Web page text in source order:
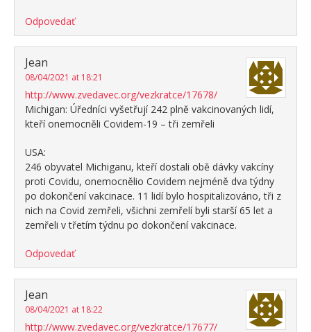
Odpovedať
Jean
08/04/2021 at 18:21
http://www.zvedavec.org/vezkratce/17678/
Michigan: Úředníci vyšetřují 242 plně vakcinovaných lidí,
kteří onemocněli Covidem-19 – tři zemřeli
USA:
246 obyvatel Michiganu, kteří dostali obě dávky vakcíny
proti Covidu, onemocnělio Covidem nejméně dva týdny
po dokončení vakcinace. 11 lidí bylo hospitalizováno, tři z
nich na Covid zemřeli, všichni zemřelí byli starší 65 let a
zemřeli v třetím týdnu po dokončení vakcinace.
Odpovedať
Jean
08/04/2021 at 18:22
http://www.zvedavec.org/vezkratce/17677/